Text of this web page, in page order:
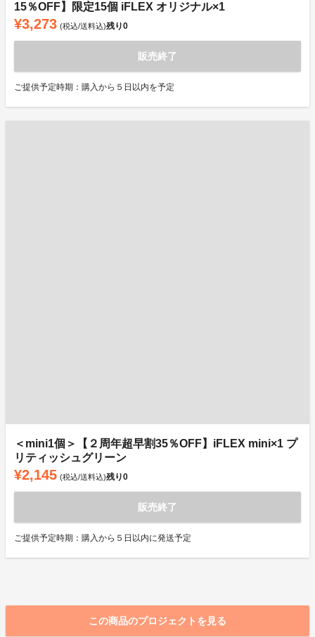
15％OFF】限定15個 iFLEX オリジナル×1
¥3,273 (税込/送料込)残り0
販売終了
ご提供予定時期：購入から５日以内を予定
＜mini1個＞【２周年超早割35％OFF】iFLEX mini×1 プ
リティッシュグリーン
¥2,145 (税込/送料込)残り0
販売終了
ご提供予定時期：購入から５日以内に発送予定
この商品のプロジェクトを見る